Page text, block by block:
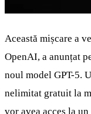
Această mișcare a
OpenAI, a anunțat
noul model GPT-5.
nelimitat gratuit la
vor avea acces la